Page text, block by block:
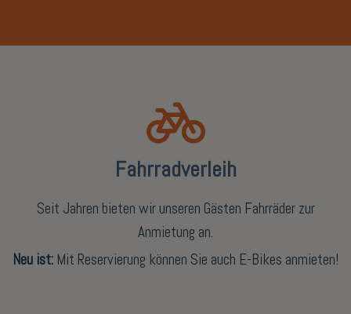
Fahrradverleih
Seit Jahren bieten wir unseren Gästen Fahrräder zur
Anmietung an.
Neu ist: Mit Reservierung können Sie auch E-Bikes anmieten!